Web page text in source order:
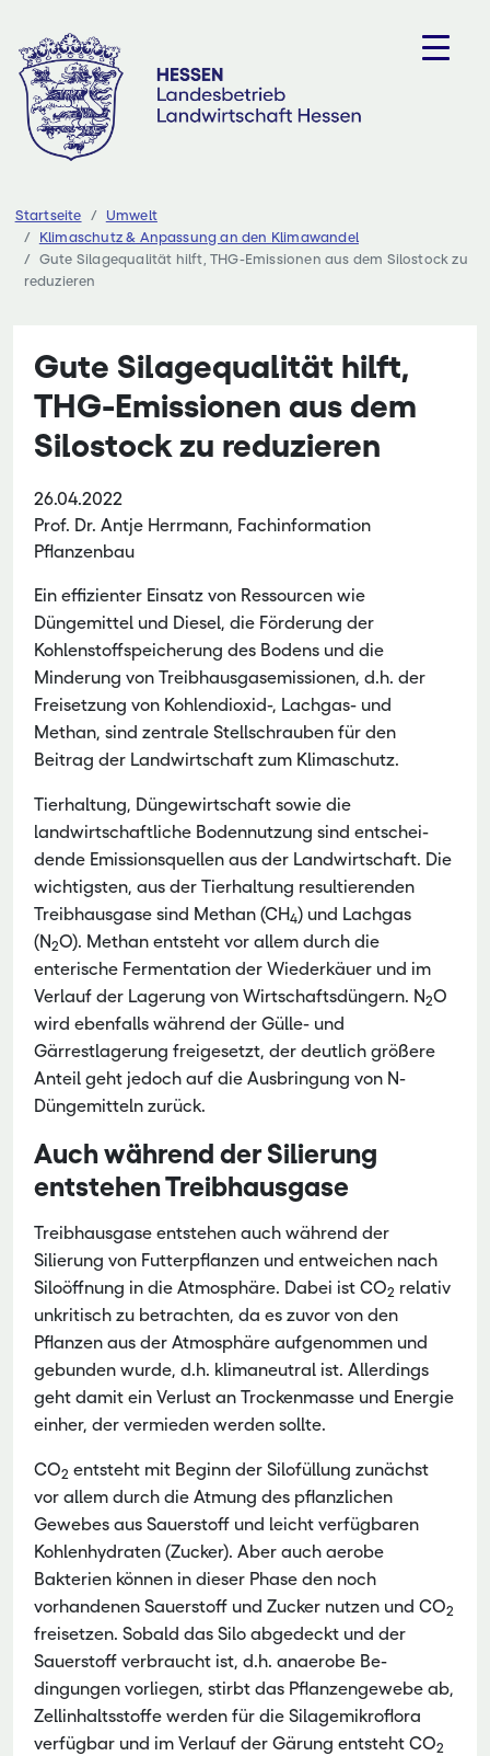
Inhalt
springen
Startseite
Umwelt
Klimaschutz & Anpassung an den Klimawandel
Gute Silagequalität hilft, THG-Emissionen aus dem Silostock zu
reduzieren
Gute Silagequalität hilft,
THG-Emissionen aus dem
Silostock zu reduzieren
26.04.2022
Prof. Dr. Antje Herrmann, Fachinformation
Pflanzenbau
Ein effizienter Einsatz von Ressourcen wie
Düngemittel und Diesel, die Förderung der
Kohlenstoffspeicherung des Bodens und die
Minderung von Treib­hausgasemissionen, d.h. der
Freiset­zung von Kohlendioxid-, Lachgas- und
Methan, sind zentrale Stellschrauben für den
Beitrag der Landwirtschaft zum Klimaschutz.
Tierhaltung, Düngewirtschaft sowie die
landwirtschaftliche Bodennutzung sind entschei­
dende Emissionsquellen aus der Landwirtschaft. Die
wichtigsten, aus der Tierhaltung resultierenden
Treibhausgase sind Methan (CH4) und Lachgas
(N2O). Methan entsteht vor allem durch die
enterische Fermentation der Wiederkäuer und im
Verlauf der Lagerung von Wirtschaftsdüngern. N2O
wird ebenfalls während der Gülle- und
Gärrestlagerung freigesetzt, der deutlich größere
An­teil geht jedoch auf die Ausbringung von N-
Düngemitteln zurück.
Auch während der Silierung
entstehen Treibhausgase
Treibhausgase entstehen auch während der
Silierung von Futterpflanzen und entweichen nach
Siloöffnung in die Atmosphäre. Dabei ist CO2 relativ
unkritisch zu betrach­ten, da es zuvor von den
Pflanzen aus der Atmosphäre aufgenommen und
gebunden wurde, d.h. klimaneutral ist. Allerdings
geht damit ein Verlust an Trockenmasse und Energie
einher, der vermieden werden sollte.
CO2 entsteht mit Beginn der Silofüllung zunächst
vor allem durch die Atmung des pflanzlichen
Gewebes aus Sauerstoff und leicht verfügbaren
Kohlenhydraten (Zucker). Aber auch aerobe
Bakterien können in dieser Phase den noch
vorhandenen Sauerstoff und Zucker nutzen und CO2
freisetzen. Sobald das Silo abgedeckt und der
Sauerstoff verbraucht ist, d.h. anaerobe Be­
dingungen vorliegen, stirbt das Pflanzengewebe ab,
Zellinhaltsstoffe werden für die Silagemikroflora
verfügbar und im Verlauf der Gärung entsteht CO2